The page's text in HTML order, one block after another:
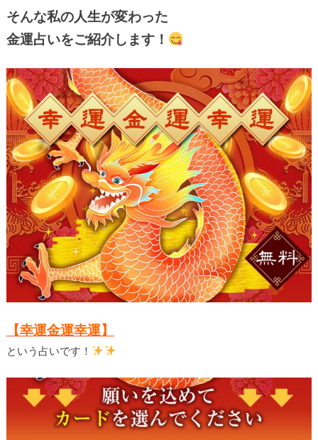
そんな私の人生が変わった
金運占いをご紹介します！
【幸運金運幸運】
という占いです！